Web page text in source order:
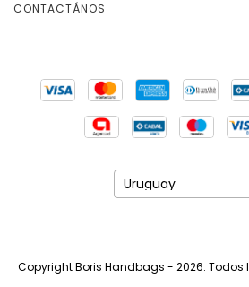
CONTACTÁNOS
Copyright Boris Handbags - 2026. Todos